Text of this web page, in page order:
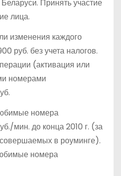
Принять участие
лица.
изменения каждого
руб. без учета налогов.
(активация или
номерами
номера
мин. до конца 2010 г. (за
в роуминге).
номера